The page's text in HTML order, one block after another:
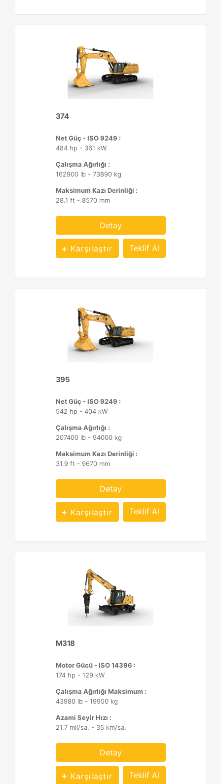
374
Net Güç - ISO 9249 :
484 hp - 361 kW
Çalışma Ağırlığı :
162900 lb - 73890 kg
Maksimum Kazı Derinliği :
28.1 ft - 8570 mm
Detay
Karşılaştır Teklif Al
395
Net Güç - ISO 9249 :
542 hp - 404 kW
Çalışma Ağırlığı :
207400 lb - 94000 kg
Maksimum Kazı Derinliği :
31.9 ft - 9670 mm
Detay
Karşılaştır Teklif Al
M318
Motor Gücü - ISO 14396 :
174 hp - 129 kW
Çalışma Ağırlığı Maksimum :
43980 lb - 19950 kg
Azami Seyir Hızı :
21.7 mil/sa. - 35 km/sa.
Detay
Karşılaştır Teklif Al